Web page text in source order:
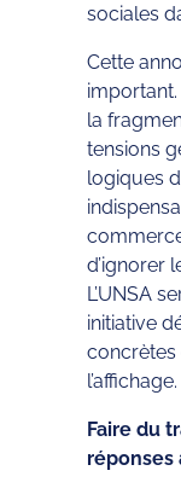
sociales
Cette
la
tensions
logiques
d’ignorer
L’UNSA
initiative
concrètes
l’affichage.
Faire du
réponses